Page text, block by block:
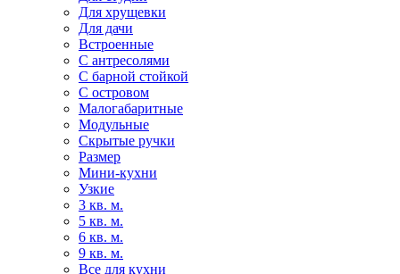
Для хрущевки
Для дачи
Встроенные
С антресолями
С барной стойкой
С островом
Малогабаритные
Модульные
Скрытые ручки
Размер
Мини-кухни
Узкие
3 кв. м.
5 кв. м.
6 кв. м.
9 кв. м.
Все для кухни